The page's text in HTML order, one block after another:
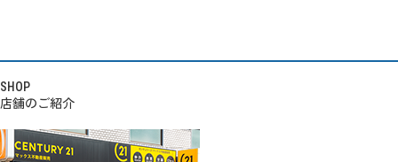
SHOP
店舗のご紹介